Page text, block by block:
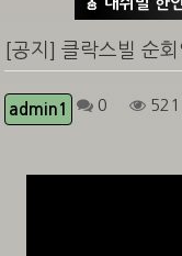
[공지] 클락스빌 순
admin1 0 521